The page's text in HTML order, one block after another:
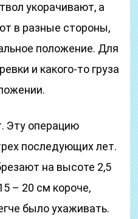
укорачивают, а
в разные стороны,
положение. Для
и какого-то груза
Эту операцию
последующих лет.
на высоте 2,5
– 20 см короче,
было ухаживать.